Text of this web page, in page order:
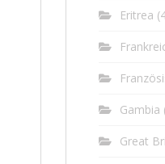
Eritrea
Gambia
Great